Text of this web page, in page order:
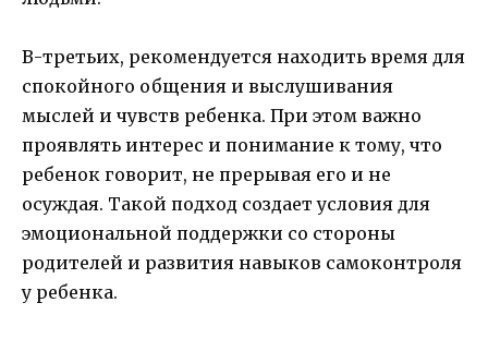
В-третьих, рекомендуется находить время для
спокойного общения и выслушивания
мыслей и чувств ребенка. При этом важно
проявлять интерес и понимание к тому, что
ребенок говорит, не прерывая его и не
осуждая. Такой подход создает условия для
эмоциональной поддержки со стороны
родителей и развития навыков самоконтроля
у ребенка.